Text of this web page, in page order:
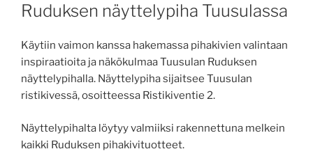
Ruduksen näyttelypiha Tuusulassa
Käytiin vaimon kanssa hakemassa pihakivien valintaan
inspiraatioita ja näkökulmaa Tuusulan Ruduksen
näyttelypihalla. Näyttelypiha sijaitsee Tuusulan
ristikivessä, osoitteessa Ristikiventie 2.
Näyttelypihalta löytyy valmiiksi rakennettuna melkein
kaikki Ruduksen pihakivituotteet.